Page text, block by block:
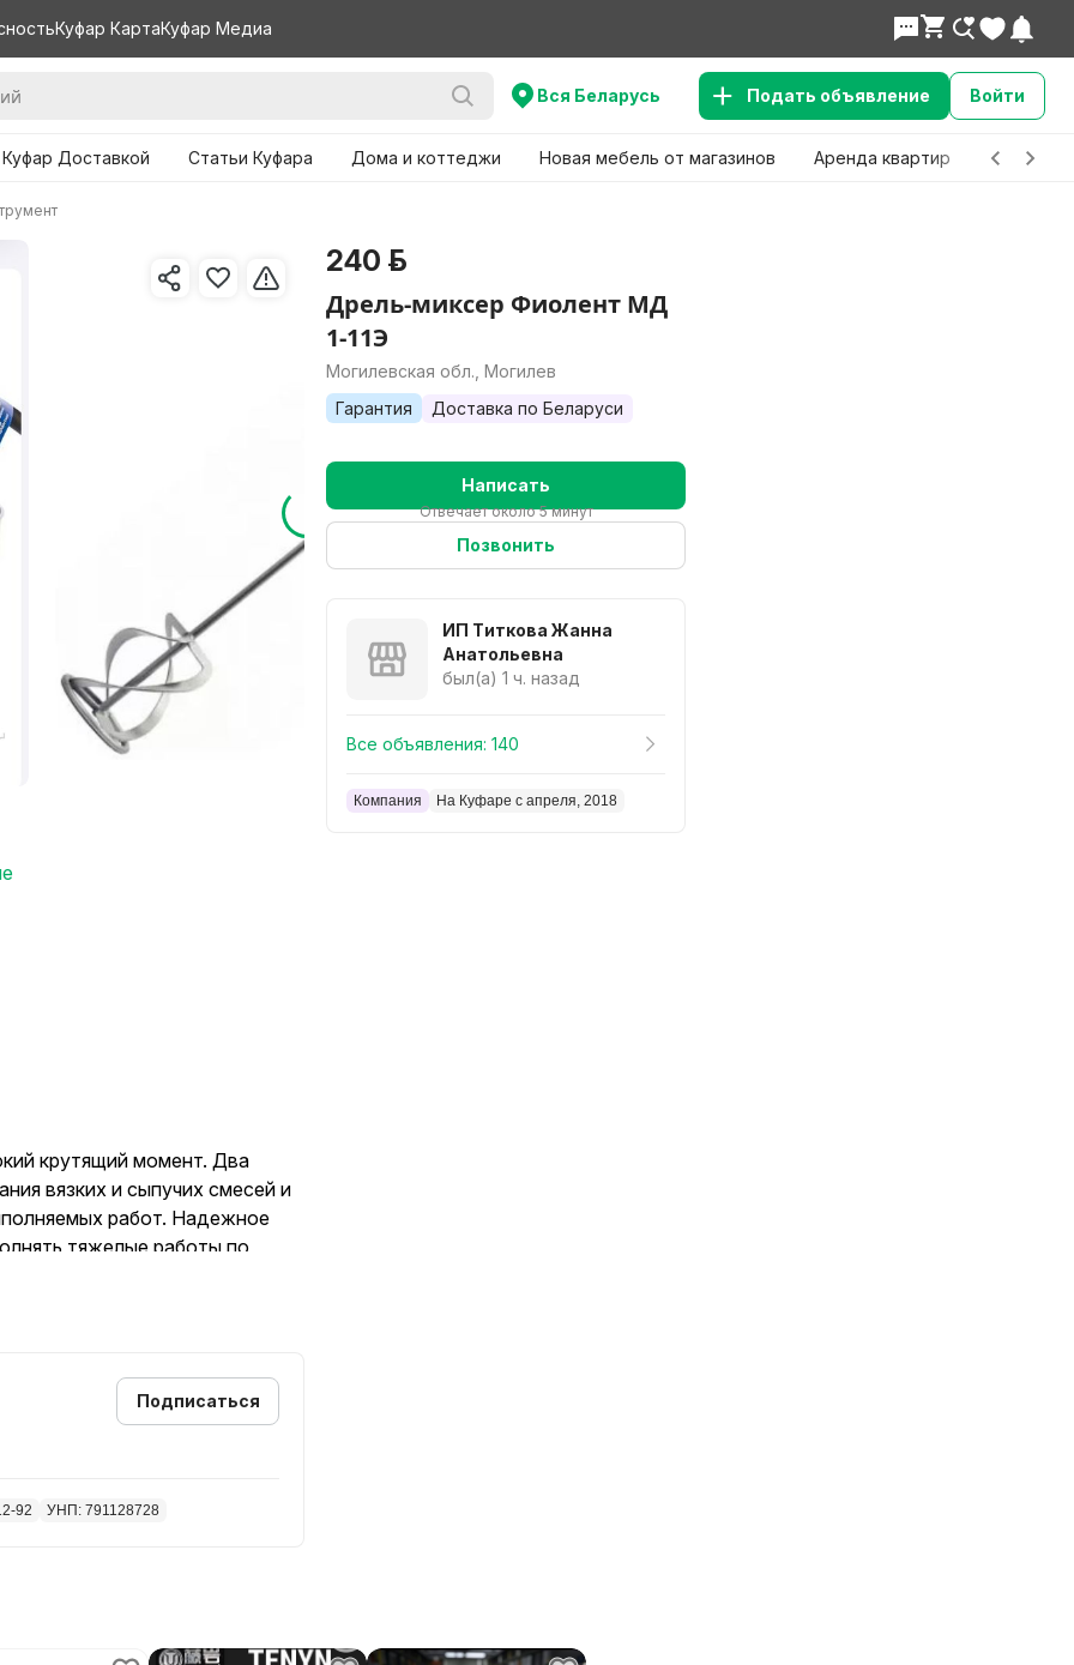
Куфар КартаКуфар Медиа
Вся Беларусь Подать объявление Войти
Доставкой Статьи Куфара Дома и коттеджи Новая мебель от магазинов Аренда квартир Детские
крутящий момент. Два
вязких и сыпучих смесей и
работ. Надежное
тяжелые работы по
шпинделя. Корпуса
изделия и отвод
в нажатом положении
Диаметр сверлильного
Подписаться
92 УНП: 791128728
240 р.
Дрель-миксер Фиолент МД
1-11Э
Могилевская обл., Могилев
Гарантия
Доставка по Беларуси
Написать
Отвечает около 5 минут
Позвонить
ИП Титкова Жанна
Анатольевна
был(а) 1 ч. назад
Все объявления: 140
Компания На Куфаре с апреля, 2018